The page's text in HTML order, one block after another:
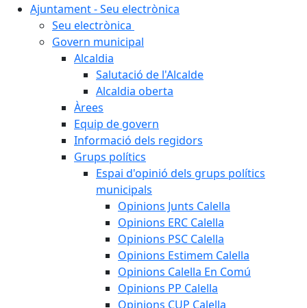
Ajuntament - Seu electrònica
Seu electrònica
Govern municipal
Alcaldia
Salutació de l'Alcalde
Alcaldia oberta
Àrees
Equip de govern
Informació dels regidors
Grups polítics
Espai d'opinió dels grups polítics
municipals
Opinions Junts Calella
Opinions ERC Calella
Opinions PSC Calella
Opinions Estimem Calella
Opinions Calella En Comú
Opinions PP Calella
Opinions CUP Calella